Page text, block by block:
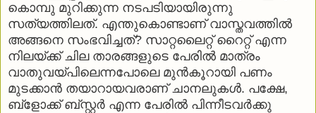
കൊമ്പു മുറിക്കുന്ന നടപടിയായിരുന്നു
സത്യത്തിലത്. എന്തുകൊണ്ടാണ് വാസ്തവത്തില്‍
അങ്ങനെ സംഭവിച്ചത്? സാറ്റലൈറ്റ് റൈറ്റ് എന്ന
നിലയ്ക്ക് ചില താരങ്ങളുടെ പേരില്‍ മാത്രം
വാതുവയ്പിലെന്നപോലെ മുന്‍കൂറായി പണം
മുടക്കാന്‍ തയാറായവരാണ് ചാനലുകള്‍. പക്ഷേ,
ബ്‌ളോക്ക് ബ്‌സ്റ്റര്‍ എന്ന പേരില്‍ പിന്നീടവര്‍ക്കു